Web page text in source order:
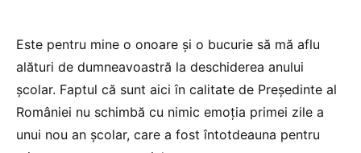
Este pentru mine o onoare și o bucurie să mă aflu
alături de dumneavoastră la deschiderea anului
școlar. Faptul că sunt aici în calitate de Președinte al
României nu schimbă cu nimic emoția primei zile a
unui nou an școlar, care a fost întotdeauna pentru